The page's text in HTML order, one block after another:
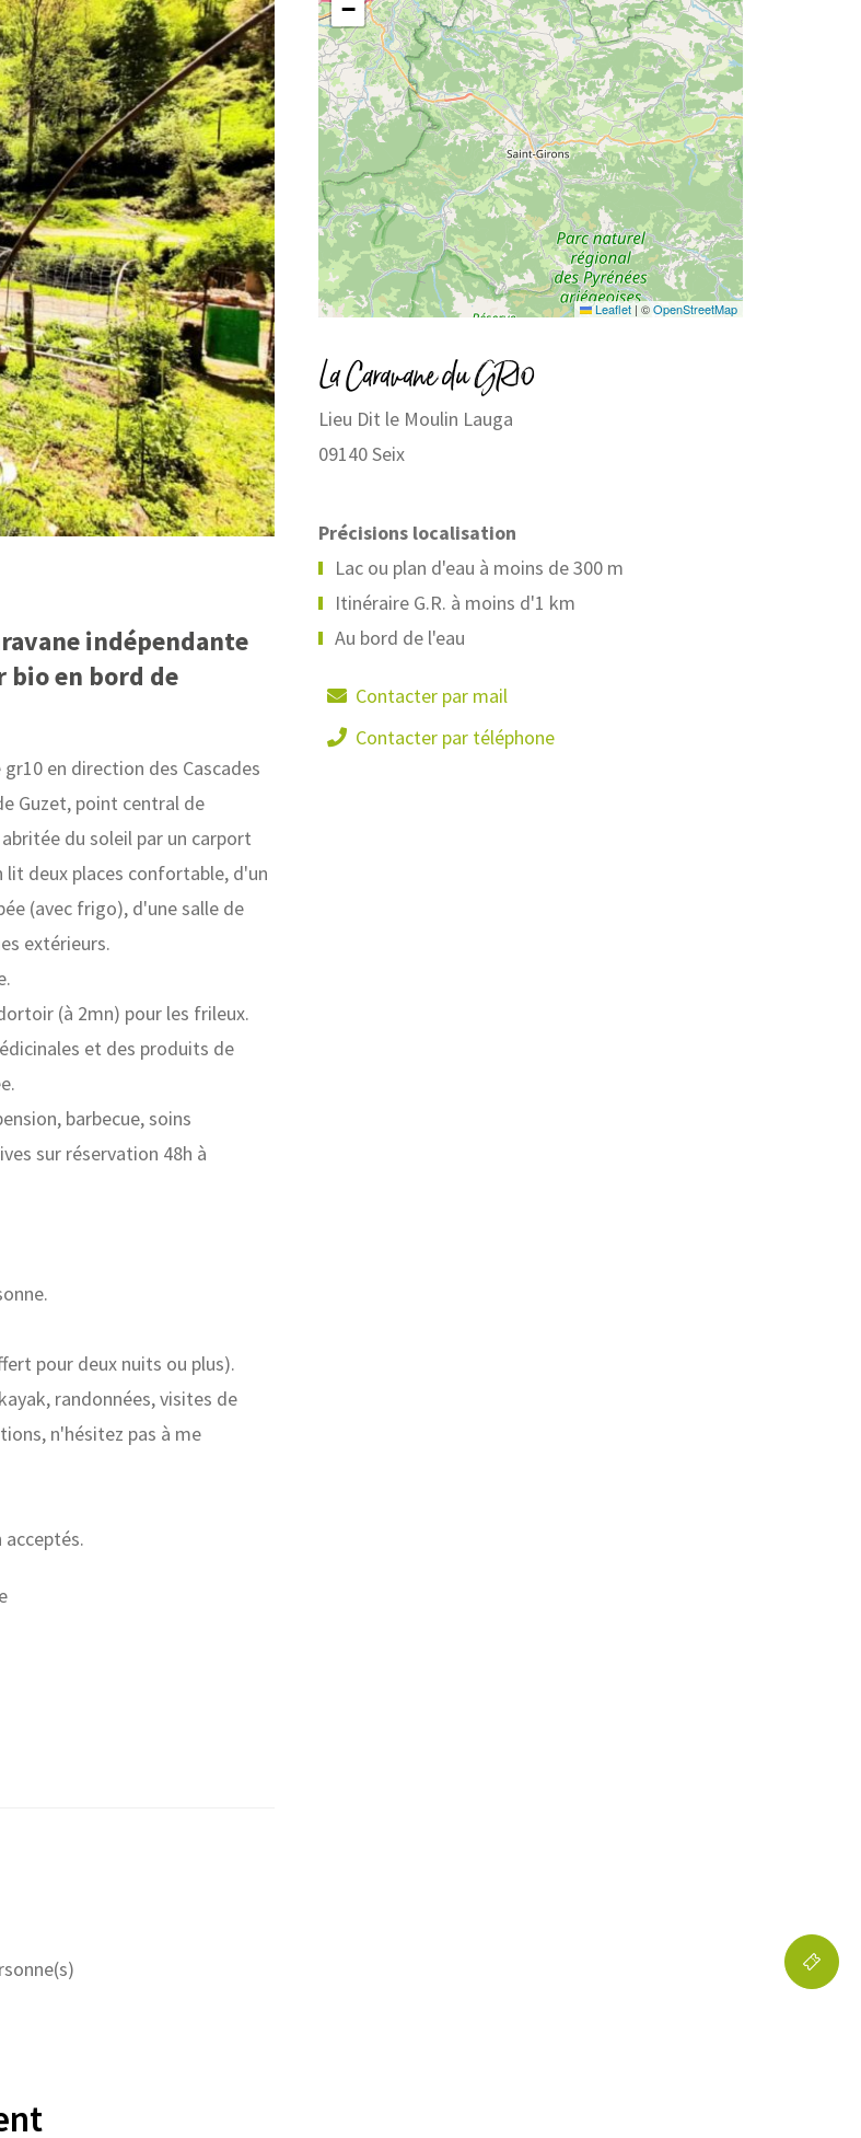
indépendante
bio en bord de
en direction des Cascades
Guzet, point central de
du soleil par un carport
lit deux places confortable, d'un
(avec frigo), d'une salle de
extérieurs.
(à 2mn) pour les frileux.
et des produits de
barbecue, soins
sur réservation 48h à
pour deux nuits ou plus).
randonnées, visites de
n'hésitez pas à me
acceptés.
−
Leaflet |©OpenStreetMap
La Caravane du GR10
Lieu Dit le Moulin Lauga
09140Seix
Précisions localisation
Lac ou plan d'eau à moins de 300 m
Itinéraire G.R. à moins d'1 km
Au bord de l'eau
Contacter par mail
Contacter par téléphone